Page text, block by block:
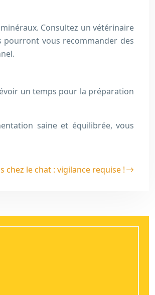
Consultez un vétérinaire
pourront vous recommander des
un temps pour la préparation
saine et équilibrée, vous
chez le chat : vigilance requise !